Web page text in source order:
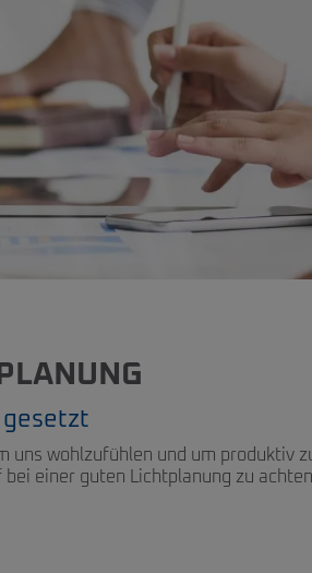
gesetzt
uns wohlzufühlen und um produktiv
einer guten Lichtplanung zu